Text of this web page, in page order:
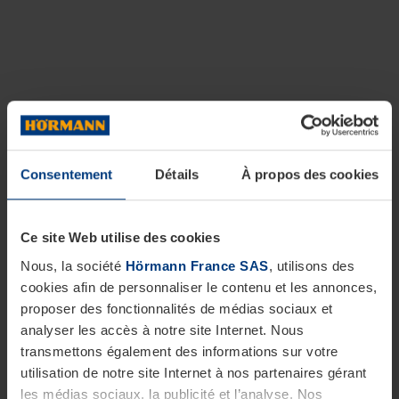
Consentement Détails À propos des cookies
Ce site Web utilise des cookies
Nous, la société Hörmann France SAS, utilisons des
cookies afin de personnaliser le contenu et les annonces,
proposer des fonctionnalités de médias sociaux et
analyser les accès à notre site Internet. Nous
transmettons également des informations sur votre
utilisation de notre site Internet à nos partenaires gérant
les médias sociaux, la publicité et l’analyse. Nos